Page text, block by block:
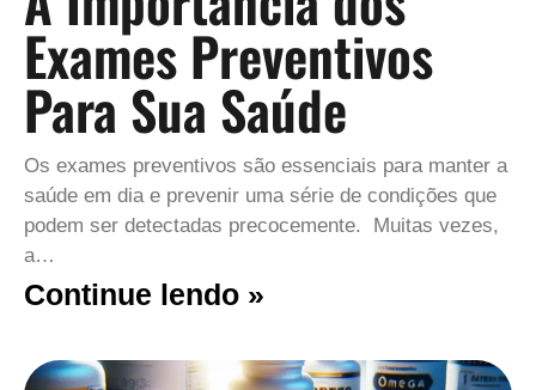
Exames Preventivos
Para Sua Saúde
Os exames preventivos são essenciais para manter a
saúde em dia e prevenir uma série de condições que
podem ser detectadas precocemente. Muitas vezes,
a…
Continue lendo »